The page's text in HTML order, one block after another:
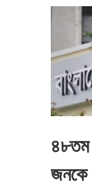
৪৮তম
জনকে